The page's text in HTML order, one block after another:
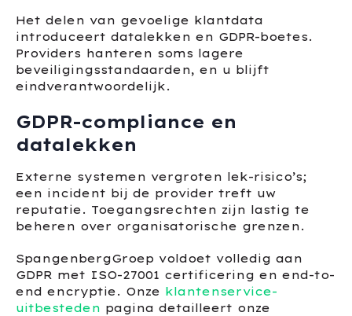
Het delen van gevoelige klantdata
introduceert datalekken en GDPR-boetes.
Providers hanteren soms lagere
beveiligingsstandaarden, en u blijft
eindverantwoordelijk.
GDPR-compliance en
datalekken
Externe systemen vergroten lek-risico’s;
een incident bij de provider treft uw
reputatie. Toegangsrechten zijn lastig te
beheren over organisatorische grenzen.
SpangenbergGroep voldoet volledig aan
GDPR met ISO-27001 certificering en end-to-
end encryptie. Onze klantenservice-
uitbesteden pagina detailleert onze